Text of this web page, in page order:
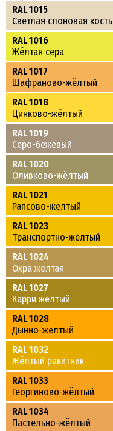
RAL 1015
Светлая слоновая кость
RAL 1016
Жёлтая сера
RAL 1017
Шафраново-жёлтый
RAL 1018
Цинково-жёлтый
RAL 1019
Серо-бежевый
RAL 1020
Оливково-жёлтый
RAL 1021
Рапсово-жёлтый
RAL 1023
Транспортно-жёлтый
RAL 1024
Охра жёлтая
RAL 1027
Карри жёлтый
RAL 1028
Дынно-жёлтый
RAL 1032
Жёлтый ракитник
RAL 1033
Георгиново-жёлтый
RAL 1034
Пастельно-жёлтый